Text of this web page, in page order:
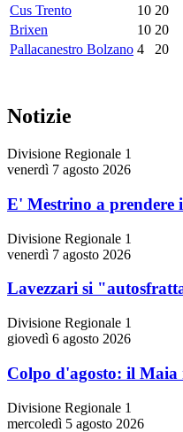
Cus Trento
10 20
Brixen
10 20
Pallacanestro Bolzano 4 20
Notizie
Divisione Regionale 1
venerdì 7 agosto 2026
E' Mestrino a prendere
Divisione Regionale 1
venerdì 7 agosto 2026
Lavezzari si
Divisione Regionale 1
giovedì 6 agosto 2026
Colpo d'agosto: il
Divisione Regionale 1
mercoledì 5 agosto 2026